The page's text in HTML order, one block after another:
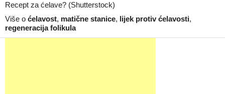
Recept za ćelave? (Shutterstock)
Više o ćelavost, matične stanice, lijek protiv ćelavosti,
regeneracija folikula